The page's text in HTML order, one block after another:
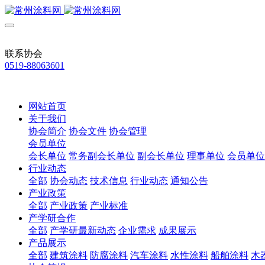
联系协会
0519-88063601
网站首页
关于我们
协会简介 协会文件 协会管理
会员单位
会长单位 常务副会长单位 副会长单位 理事单位 会员单位
行业动态
全部 协会动态 技术信息 行业动态 通知公告
产业政策
全部 产业政策 产业标准
产学研合作
全部 产学研最新动态 企业需求 成果展示
产品展示
全部 建筑涂料 防腐涂料 汽车涂料 水性涂料 船舶涂料 木